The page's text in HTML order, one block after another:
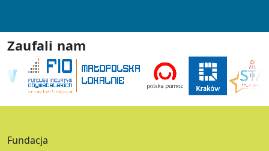
Zaufali nam
Fundacja